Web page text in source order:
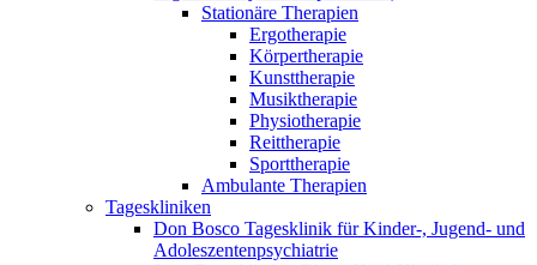
Stationäre Therapien
Ergotherapie
Körpertherapie
Kunsttherapie
Musiktherapie
Physiotherapie
Reittherapie
Sporttherapie
Ambulante Therapien
Tageskliniken
Don Bosco Tagesklinik für Kinder-, Jugend- und
Adoleszentenpsychiatrie